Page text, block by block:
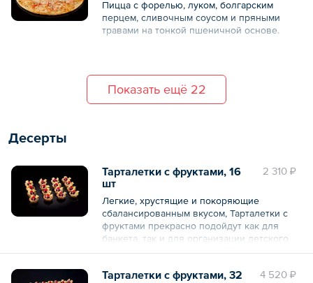
Пицца с форелью, луком, болгарским
перцем, сливочным соусом и пряными
травами на тонкой пшеничной основе.
Показать ещё 22
Десерты
2 310 ₽
Тарталетки с фруктами, 16
шт
Легкие, хрустящие и покоряющие
сбалансированным вкусом, Тарталетки с
фруктами прекрасно подойдут как для
банкета, так и для организации детского
праздника. Основу для тарталеток готовят
безупречный вкус которого позволяет
4 520 ₽
Тарталетки с фруктами, 32